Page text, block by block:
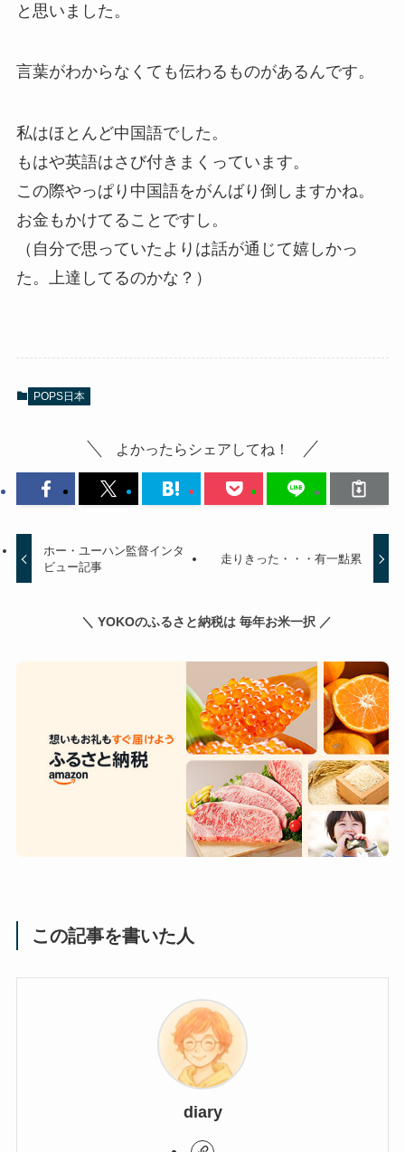
と思いました。
言葉がわからなくても伝わるものがあるんです。
私はほとんど中国語でした。
もはや英語はさび付きまくっています。
この際やっぱり中国語をがんばり倒しますかね。
お金もかけてることですし。
（自分で思っていたよりは話が通じて嬉しかっ
た。上達してるのかな？）
POPS日本
よかったらシェアしてね！
ホー・ユーハン監督インタ
ビュー記事
走りきった・・・有一點累
＼ YOKOのふるさと納税は 毎年お米一択 ／
この記事を書いた人
diary